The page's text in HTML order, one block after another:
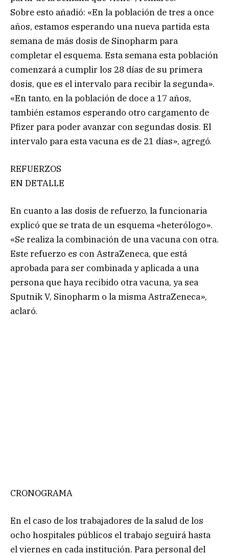
Sobre esto añadió: «En la población de tres a once
años, estamos esperando una nueva partida esta
semana de más dosis de Sinopharm para
completar el esquema. Esta semana esta población
comenzará a cumplir los 28 días de su primera
dosis, que es el intervalo para recibir la segunda».
«En tanto, en la población de doce a 17 años,
también estamos esperando otro cargamento de
Pfizer para poder avanzar con segundas dosis. El
intervalo para esta vacuna es de 21 días», agregó.
REFUERZOS
EN DETALLE
En cuanto a las dosis de refuerzo, la funcionaria
explicó que se trata de un esquema «heterólogo».
«Se realiza la combinación de una vacuna con otra.
Este refuerzo es con AstraZeneca, que está
aprobada para ser combinada y aplicada a una
persona que haya recibido otra vacuna, ya sea
Sputnik V, Sinopharm o la misma AstraZeneca»,
aclaró.
CRONOGRAMA
En el caso de los trabajadores de la salud de los
ocho hospitales públicos el trabajo seguirá hasta
el viernes en cada institución. Para personal del